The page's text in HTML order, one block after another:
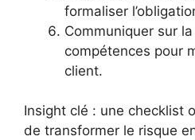
formaliser
Communiquer sur
compétences pour
client.
Insight clé : une checklist
de transformer le risque